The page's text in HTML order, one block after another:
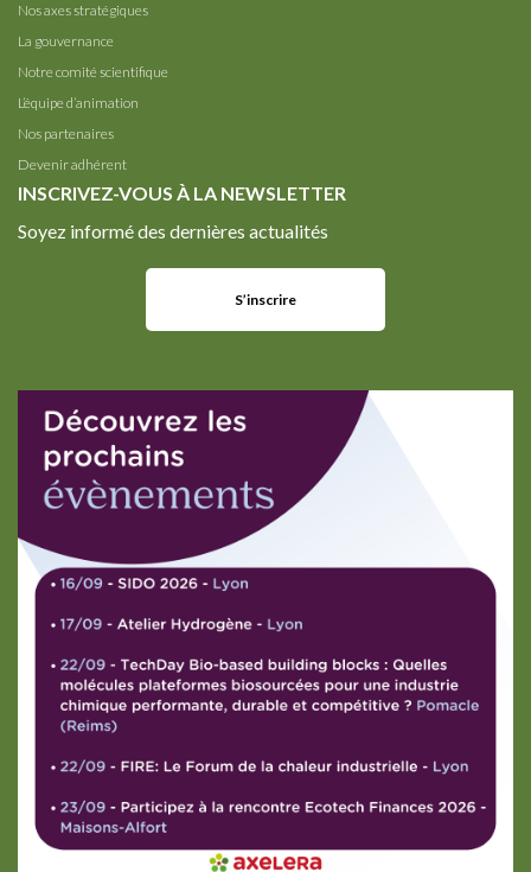
Nos axes stratégiques
La gouvernance
Notre comité scientifique
L’équipe d’animation
Nos partenaires
Devenir adhérent
INSCRIVEZ-VOUS À LA NEWSLETTER
Soyez informé des dernières actualités
S’inscrire